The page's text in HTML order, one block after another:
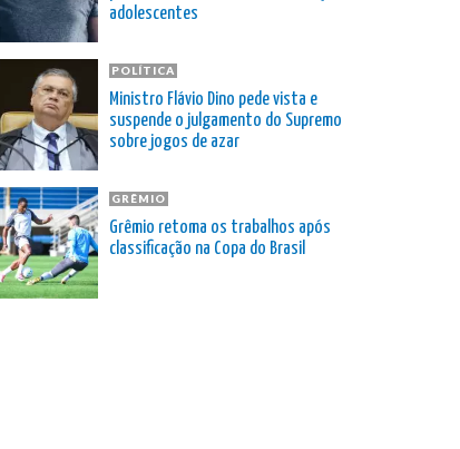
adolescentes
POLÍTICA
Ministro Flávio Dino pede vista e
suspende o julgamento do Supremo
sobre jogos de azar
GRÊMIO
Grêmio retoma os trabalhos após
classificação na Copa do Brasil